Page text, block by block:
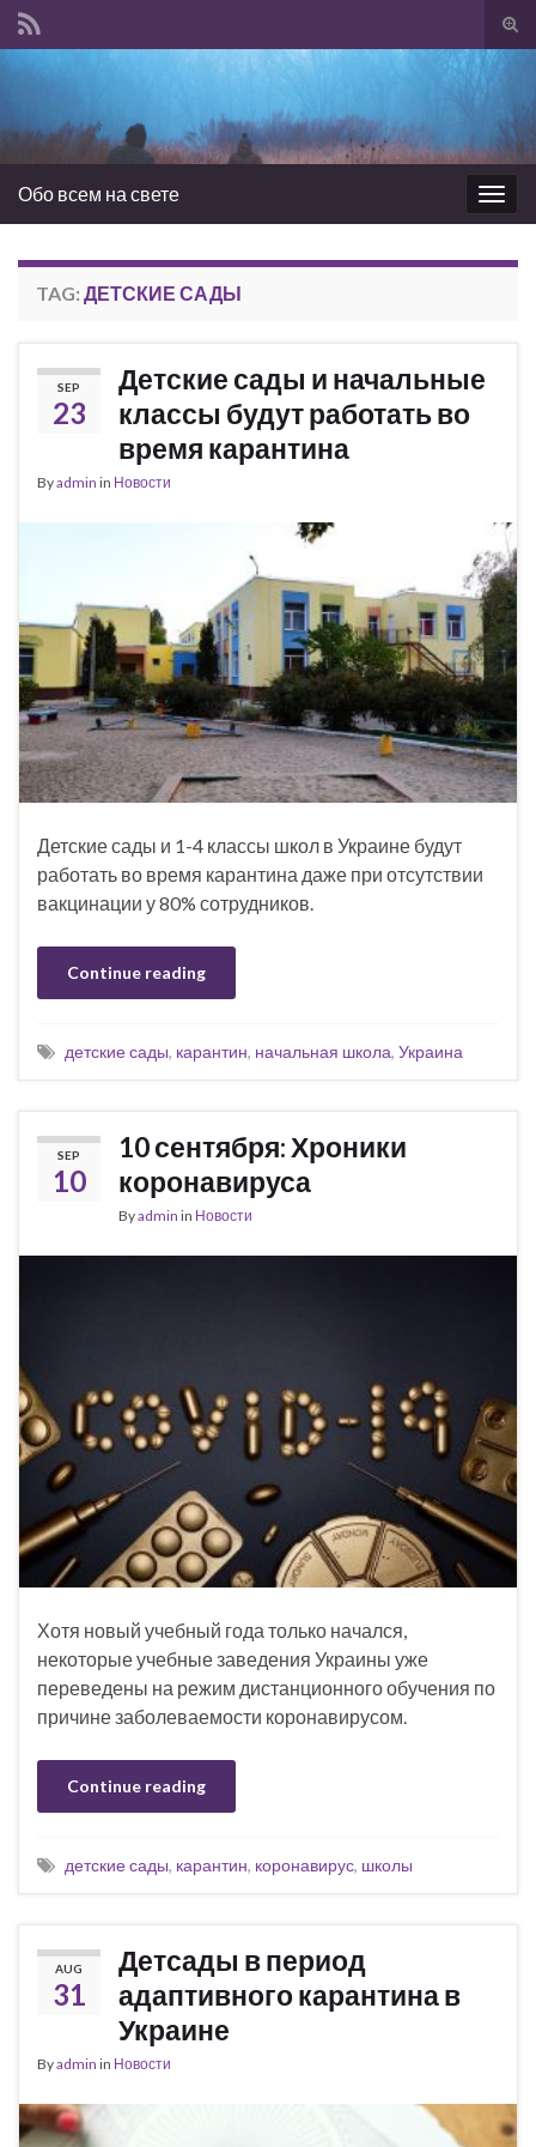
Обо всем на свете
TAG: ДЕТСКИЕ САДЫ
SEP
23
Детские сады и начальные
классы будут работать во
время карантина
Byadmin in Новости
Детские сады и 1-4 классы школ в Украине будут
работать во время карантина даже при отсутствии
вакцинации у 80% сотрудников.
Continue reading
детские сады, карантин, начальная школа, Украина
SEP
10
10 сентября: Хроники
коронавируса
Byadmin in Новости
Хотя новый учебный года только начался,
некоторые учебные заведения Украины уже
переведены на режим дистанционного обучения по
причине заболеваемости коронавирусом.
Continue reading
детские сады, карантин, коронавирус, школы
AUG
31
Детсады в период
адаптивного карантина в
Украине
Byadmin in Новости